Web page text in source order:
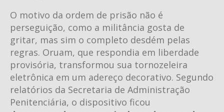
O motivo da ordem de prisão não é
perseguição, como a militância gosta de
gritar, mas sim o completo desdém pelas
regras. Oruam, que respondia em liberdade
provisória, transformou sua tornozeleira
eletrônica em um adereço decorativo. Segundo
relatórios da Secretaria de Administração
Penitenciária, o dispositivo ficou